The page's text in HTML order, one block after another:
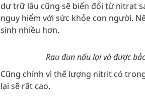
dự trữ lâu cũng sẽ biến đổi từ nitrat
nguy hiểm với sức khỏe con người.
sinh nhiều hơn.
Rau đun nấu lại và được
Cũng chính vì thế lượng nitrit có
lại sẽ rất cao.